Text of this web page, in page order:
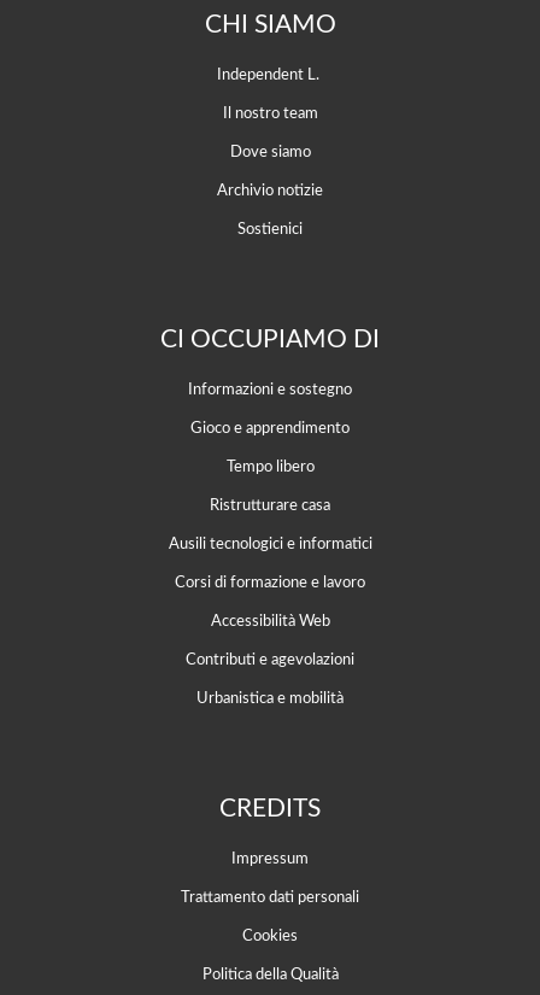
CHI SIAMO
Independent L.
Il nostro team
Dove siamo
Archivio notizie
Sostienici
CI OCCUPIAMO DI
Informazioni e sostegno
Gioco e apprendimento
Tempo libero
Ristrutturare casa
Ausili tecnologici e informatici
Corsi di formazione e lavoro
Accessibilità Web
Contributi e agevolazioni
Urbanistica e mobilità
CREDITS
Impressum
Trattamento dati personali
Cookies
Politica della Qualità